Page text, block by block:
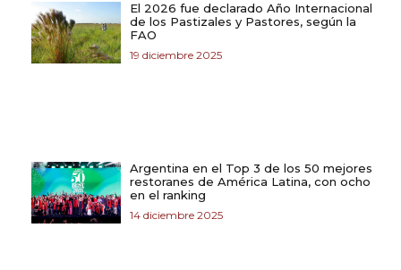
El 2026 fue declarado Año Internacional
de los Pastizales y Pastores, según la
FAO
19 diciembre 2025
Argentina en el Top 3 de los 50 mejores
restoranes de América Latina, con ocho
en el ranking
14 diciembre 2025